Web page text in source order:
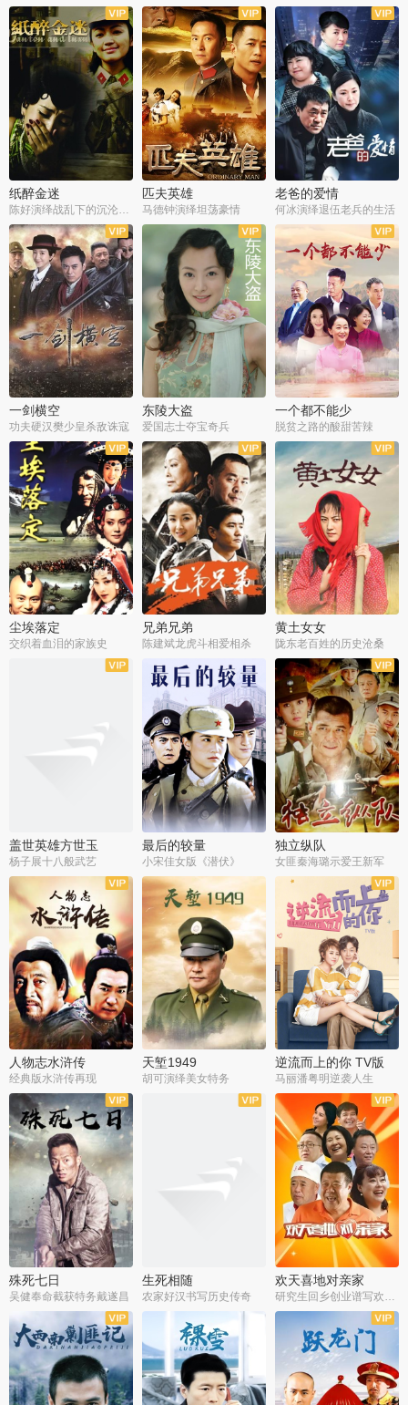
全42集
纸醉金迷
全35集
匹夫英雄
马德钟演绎坦荡豪情
全32集
老爸的爱情
何冰演绎退伍老兵的生活
全40集
一剑横空
功夫硬汉樊少皇杀敌诛寇
全33集
东陵大盗
爱国志士夺宝奇兵
全36集
一个都不能少
脱贫之路的酸甜苦辣
全25集
尘埃落定
交织着血泪的家族史
全50集
兄弟兄弟
陈建斌龙虎斗相爱相杀
全23集
黄土女女
陇东老百姓的历史沧桑
盖世英雄方世玉
杨子展十八般武艺
全28集
最后的较量
小宋佳女版《潜伏》
全44集
独立纵队
女匪秦海璐示爱王新军
全40集
人物志水浒传
经典版水浒传再现
全30集
天堑1949
胡可演绎美女特务
全43集
逆流而上的你 TV版
马丽潘粤明逆袭人生
全34集
殊死七日
吴健奉命截获特务戴遂昌
生死相随
农家好汉书写历史传奇
全35集
欢天喜地对亲家
全21集 全30集